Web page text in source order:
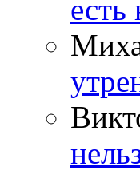
есть